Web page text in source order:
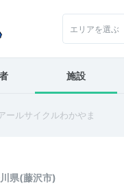
エリアを選ぶ
施設
ールサイクルわかやま
県(藤沢市)